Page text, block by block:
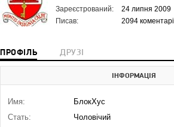
Зареєстрований:
24 липня 2009
Писав:
2094 коментарі
ПРОФІЛЬ ДРУЗІ
ІНФОРМАЦІЯ
Имя:
БлокХус
Стать:
Чоловічий